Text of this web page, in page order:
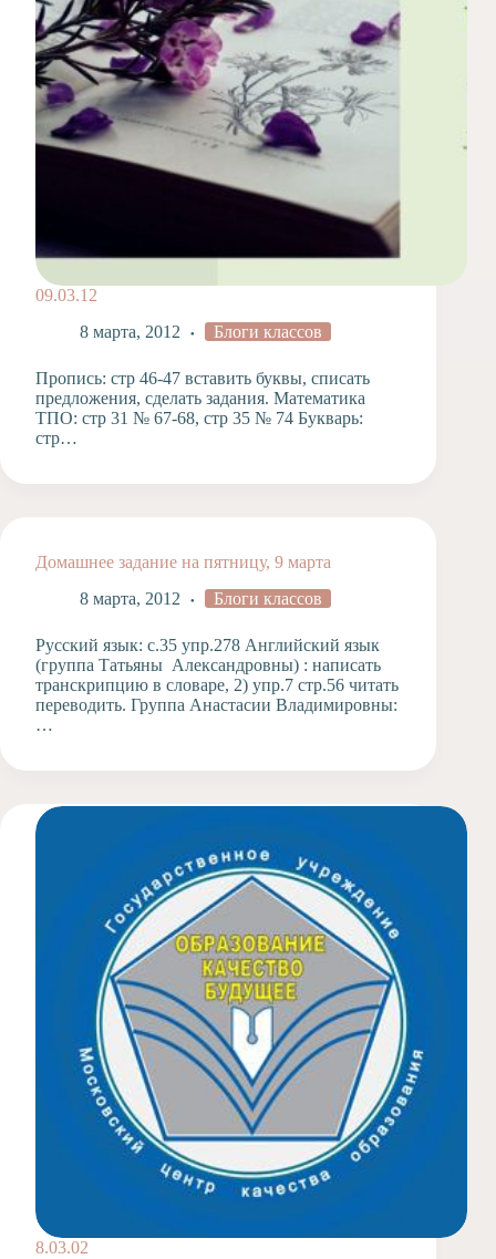
09.03.12
8 марта, 2012
Блоги классов
Пропись: стр 46-47 вставить буквы, списать
предложения, сделать задания. Математика
ТПО: стр 31 № 67-68, стр 35 № 74 Букварь:
стр…
Домашнее задание на пятницу, 9 марта
8 марта, 2012
Блоги классов
Русский язык: с.35 упр.278 Английский язык
(группа Татьяны Александровны) : написать
транскрипцию в словаре, 2) упр.7 стр.56 читать
переводить. Группа Анастасии Владимировны:
…
8.03.02